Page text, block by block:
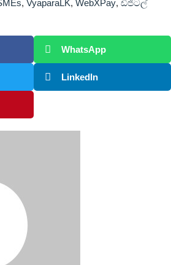
, VyaparaLK, WebXPay, ඩිජිටල්
WhatsApp
LinkedIn